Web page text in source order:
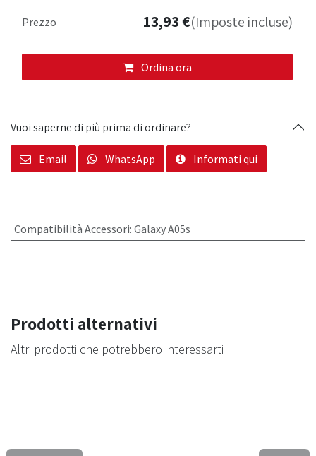
Ordina ora
Prezzo 13,93€(Imposte incluse)
Vuoi saperne di più prima di ordinare?
Email WhatsApp Informati qui
Compatibilità Accessori: Galaxy A05s
Prodotti alternativi
Altri prodotti che potrebbero interessarti